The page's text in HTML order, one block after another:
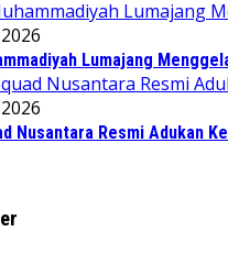
Lumajang
Nusantara Resmi Adukan